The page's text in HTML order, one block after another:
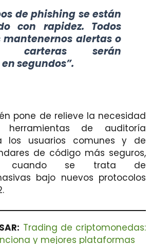
de phishing se están
con rapidez. Todos
mantenernos alertas o
carteras serán
segundos”.
pone de relieve la necesidad
herramientas de auditoría
los usuarios comunes y de
de código más seguros,
cuando se trata de
bajo nuevos protocolos
Trading de criptomonedas:
y mejores plataformas